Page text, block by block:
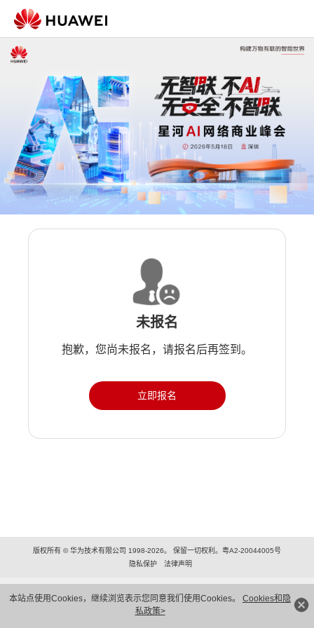
本站点使用Cookies，继续浏览表示您同意我们使用Cookies。 Cookies和隐
私政策>
未报名
抱歉，您尚未报名，请报名后再签到。
立即报名
版权所有 © 华为技术有限公司 1998-2026。 保留一切权利。粤A2-20044005号
隐私保护
法律声明